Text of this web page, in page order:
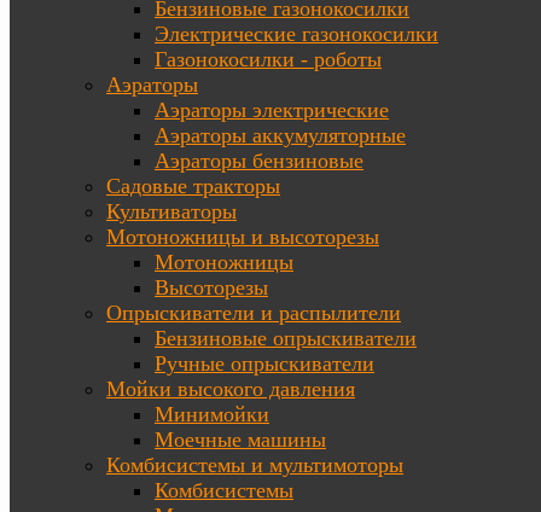
Бензиновые газонокосилки
Электрические газонокосилки
Газонокосилки - роботы
Аэраторы
Аэраторы электрические
Аэраторы аккумуляторные
Аэраторы бензиновые
Садовые тракторы
Культиваторы
Мотоножницы и высоторезы
Мотоножницы
Высоторезы
Опрыскиватели и распылители
Бензиновые опрыскиватели
Ручные опрыскиватели
Мойки высокого давления
Минимойки
Моечные машины
Комбисистемы и мультимоторы
Комбисистемы